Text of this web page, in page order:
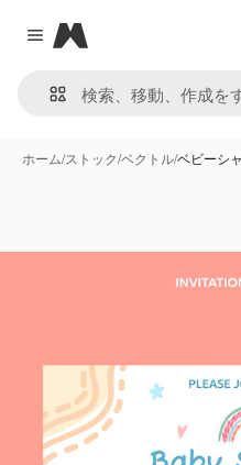
Close menu
Magnific
ホーム/ストック/ベクトル/ベビーシ